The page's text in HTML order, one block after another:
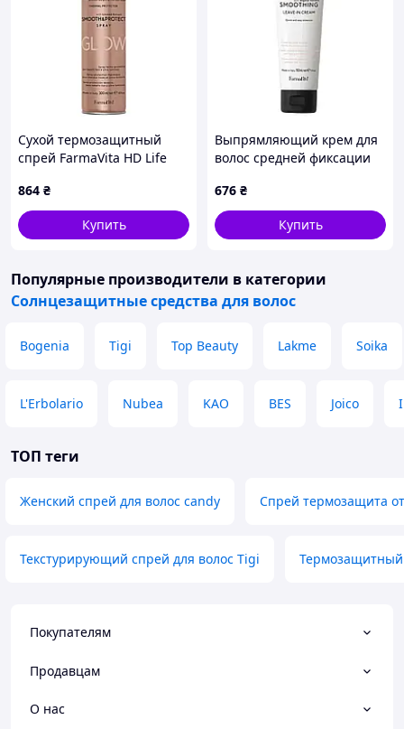
Сухой термозащитный
спрей FarmaVita HD Life
Spray для выпрямления
волос, 300 мл
864 ₴
Купить
Выпрямляющий крем для
волос средней фиксации
Leave-in Cream
676 ₴
Купить
Популярные производители в категории
Солнцезащитные средства для волос
Bogenia Tigi Top Beauty Lakme Soika
L'Erbolario Nubea KAO BES Joico
ТОП теги
Женский спрей для волос candy Спрей термозащита
Текстурирующий спрей для волос Tigi
Покупателям
Продавцам
О нас